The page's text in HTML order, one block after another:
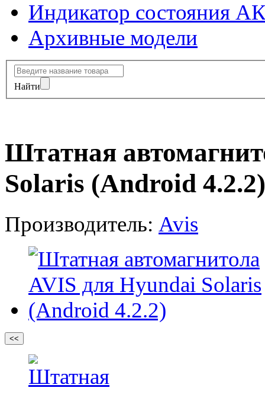
Индикатор состояния
Архивные модели
Найти
Штатная
Solaris (Android 4.2.2)
Производитель: Avis
<<